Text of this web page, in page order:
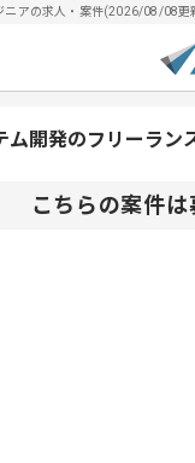
ニアの求人・案件(2026/08/08更
ム開発のフリーラン
こちらの案件